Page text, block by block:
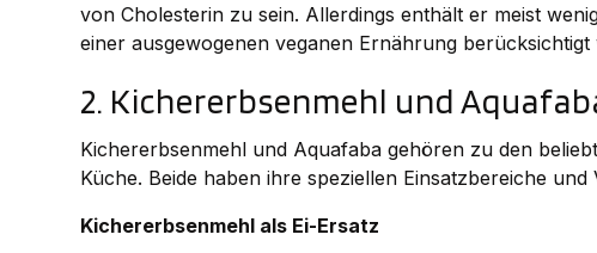
von Cholesterin zu sein. Allerdings enthält er meist
einer ausgewogenen veganen Ernährung berücksichtigt
2. Kichererbsenmehl und
Kichererbsenmehl und Aquafaba gehören zu den
Küche. Beide haben ihre speziellen Einsatzbereiche und
Kichererbsenmehl als Ei-Ersatz